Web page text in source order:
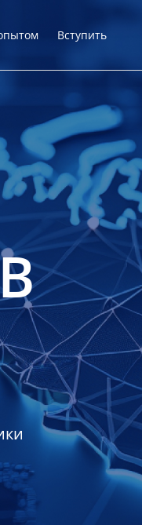
Вступить